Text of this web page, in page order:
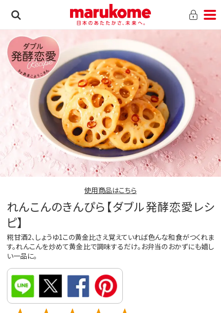
使用商品はこちら
れんこんのきんぴら【ダブル発酵恋愛レシ
ピ】
糀甘酒2、しょうゆ1この黄金比さえ覚えていれば色んな和食がつくれま
す。れんこんを炒めて黄金比で調味するだけ。お弁当のおかずにも嬉し
い一品に。